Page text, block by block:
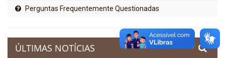
Perguntas Frequentemente Questionadas
ÚLTIMAS NOTÍCIAS